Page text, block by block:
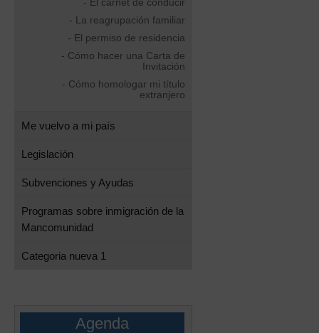
- La reagrupación familiar
- El permiso de residencia
- Cómo hacer una Carta de
Invitación
- Cómo homologar mi título
extranjero
Me vuelvo a mi país
Legislación
Subvenciones y Ayudas
Programas sobre inmigración de la
Mancomunidad
Categoria nueva 1
Agenda